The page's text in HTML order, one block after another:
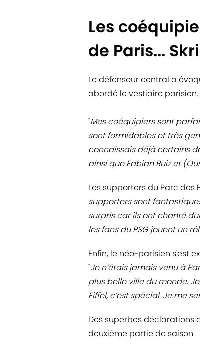
Les
de Paris...
Le défenseur central a
abordé le vestiaire parisien.
"Mes coéquipiers sont
sont formidables et très
connaissais déjà certains
ainsi que Fabian Ruiz et
Les supporters du Parc des
supporters sont
surpris car ils ont chanté
les fans du PSG jouent un
Enfin, le néo-parisien s'est
"Je n’étais jamais venu à
plus belle ville du monde.
Eiffel, c’est spécial. Je me
Des superbes déclarations
deuxième partie de saison.